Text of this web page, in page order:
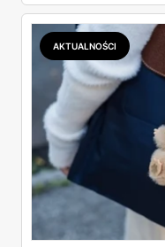
najszybciej rosnący
lawinowo, a chętnych
dokładnie dostajemy
faktycznie wystarczy.
AKTUALNOŚCI